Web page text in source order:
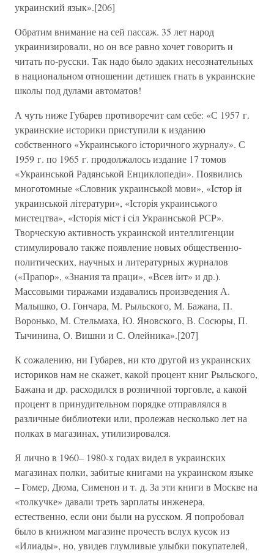
украинский язык».[206]
Обратим внимание на сей пассаж. 35 лет народ
украинизировали, но он все равно хочет говорить и
читать по-русски. Так надо было эдаких несознательных
в национальном отношении детишек гнать в украинские
школы под дулами автоматов!
А чуть ниже Губарев противоречит сам себе: «С 1957 г.
украинские историки приступили к изданию
собственного «Украинського iсторичного журналу». С
1959 г. по 1965 г. продолжалось издание 17 томов
«Украинськой Радянськой Енциклопедiи». Появились
многотомные «Словник украинськой мови», «Iстор iя
украинськой лiтератури», «Iсторiя украинського
мистецтва», «Iсторiя мiст i сiл Украинськой РСР».
Творческую активность украинской интеллигенции
стимулировало также появление новых общественно-
политических, научных и литературных журналов
(«Прапор», «Знания та праци», «Всев iит» и др.).
Массовыми тиражами издавались произведения А.
Малышко, О. Гончара, М. Рыльского, М. Бажана, П.
Воронько, М. Стельмаха, Ю. Яновского, В. Сосюры, П.
Тычинина, О. Вишни и С. Олейника».[207]
К сожалению, ни Губарев, ни кто другой из украинских
историков нам не скажет, какой процент книг Рыльского,
Бажана и др. расходился в розничной торговле, а какой
процент в принудительном порядке отправлялся в
различные библиотеки или, пролежав несколько лет на
полках в магазинах, утилизировался.
Я лично в 1960– 1980-х годах видел в украинских
магазинах полки, забитые книгами на украинском языке
– Гомер, Дюма, Сименон и т. д. За эти книги в Москве на
«толкучке» давали треть зарплаты инженера,
естественно, если они были на русском. Я попробовал
было в книжном магазине прочесть вслух кусок из
«Илиады», но, увидев глумливые улыбки покупателей,